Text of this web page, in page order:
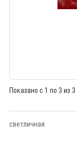
Показано с 1 по 3 из
светличная